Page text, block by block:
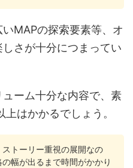
MAPの探索要素等、オ
さが十分につまってい
ーム十分な内容で、素
はかかるでしょう。
トーリー重視の展開なの
幅が出るまで時間がかかり